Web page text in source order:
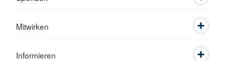
Mitwirken
Informieren